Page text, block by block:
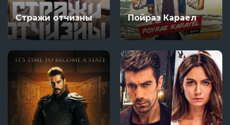
Стражи отчизны Пойраз Караел